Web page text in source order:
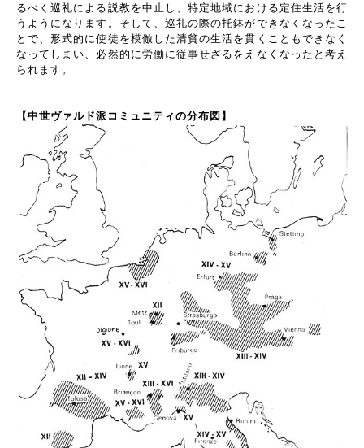
るべく巡礼による説教を中止し、特定地域における定住生活を行
うようになります。そして、巡礼の際の托鉢ができなくなったこ
とで、形式的に使徒を模倣した清貧の生活を貫くこともできなく
なってしまい、必然的に労働に従事せざるをえなくなったと考え
られます。
【中世ヴァルド派コミュニティの分布図】